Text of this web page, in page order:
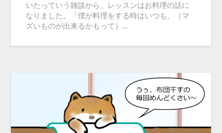
いたっていう雑談から、レッスンはお料理の話に
なりました。「僕が料理をする時はいつも、（マ
ズいものが出来るかもって）…